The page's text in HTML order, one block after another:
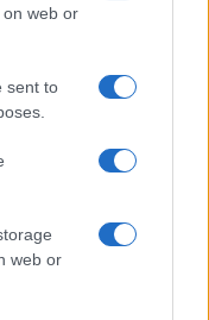
web or
sent to
web or
Non c’è
benissimo – come
del cuore”
che nasce da
da grandi) sia la
sportivi (e
dei giovani
“punire” proprio